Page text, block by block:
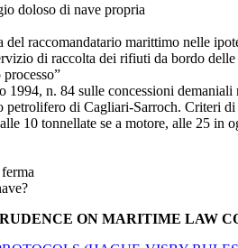
doloso di nave propria
raccomandatario marittimo nelle
di raccolta dei rifiuti da bordo
n. 84 sulle concessioni demaniali
di Cagliari-Sarroch. Criteri
10 tonnellate se a motore, alle 25
ON MARITIME LAW